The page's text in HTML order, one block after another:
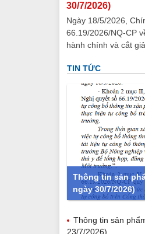
30/7/2026)
Ngày 18/5/2026,
66.19/2026/NQ-CP
hành chính và cắt
TIN TỨC
Thông tin sản
ngày 30/7/2026)
Thông tin sản
23/7/2026)